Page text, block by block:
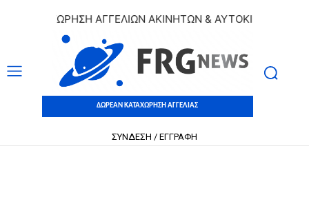
ΚΑΤΑΧΩΡΗΣΗ ΑΓΓΕΛΙΩΝ ΑΚΙΝΗΤΩΝ & ΑΥΤΟΚΙΝΗΤΩΝ |
ΔΩΡΕΑΝ ΚΑΤΑΧΩΡΗΣΗ ΑΓΓΕΛΙΑΣ
ΣΥΝΔΕΣΗ / ΕΓΓΡΑΦΗ